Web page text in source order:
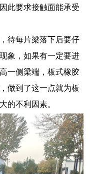
此要求接触面能承受
待每片梁落下后要仔
象，如果有一定要进
一侧梁端，板式橡胶
做到了这一点就为板
的不利因素。